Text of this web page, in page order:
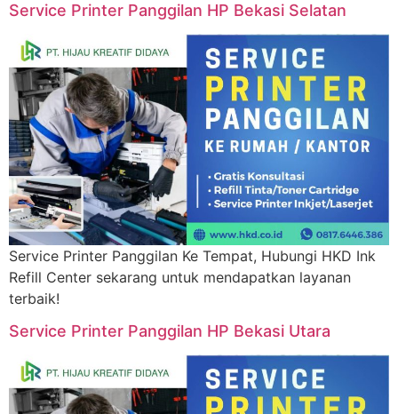
Service Printer Panggilan HP Bekasi Selatan
Service Printer Panggilan Ke Tempat, Hubungi HKD Ink
Refill Center sekarang untuk mendapatkan layanan
terbaik!
Service Printer Panggilan HP Bekasi Utara